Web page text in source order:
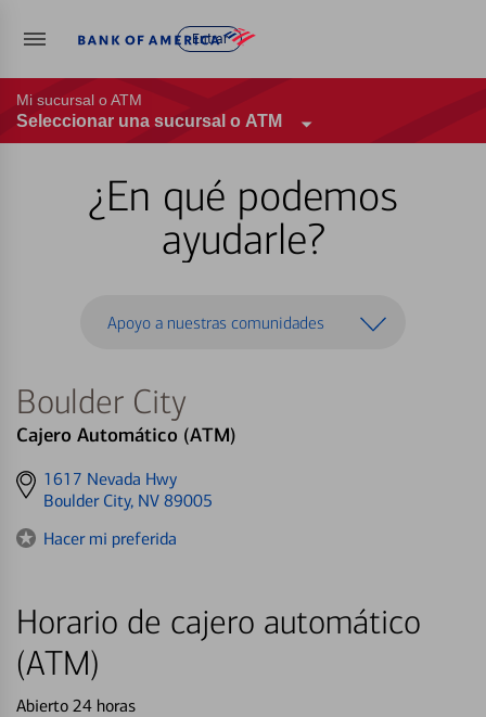
Entrar
Mi sucursal o ATM
Seleccionar una sucursal o ATM
¿En qué podemos
ayudarle?
Apoyo a nuestras comunidades
Boulder City
Cajero Automático (ATM)
Get
directions
1617 Nevada Hwy
Boulder City, NV 89005
Hacer mi preferida
Horario de cajero automático
(ATM)
Abierto 24 horas